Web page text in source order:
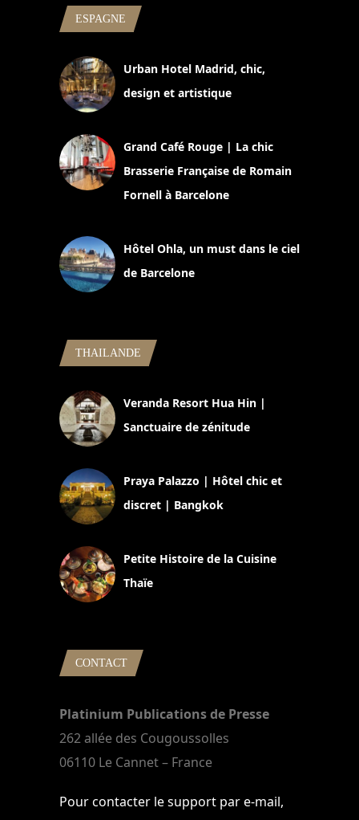
ESPAGNE
Urban Hotel Madrid, chic,
design et artistique
Grand Café Rouge | La chic
Brasserie Française de Romain
Fornell à Barcelone
Hôtel Ohla, un must dans le ciel
de Barcelone
THAILANDE
Veranda Resort Hua Hin |
Sanctuaire de zénitude
Praya Palazzo | Hôtel chic et
discret | Bangkok
Petite Histoire de la Cuisine
Thaïe
CONTACT
Platinium Publications de Presse
262 allée des Cougoussolles
06110 Le Cannet – France
Pour contacter le support par e-mail,